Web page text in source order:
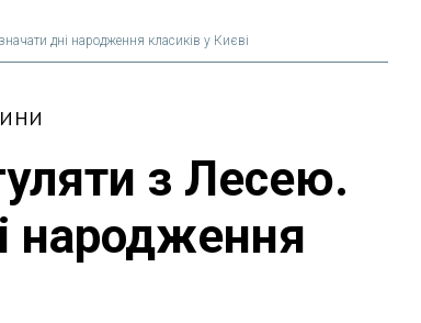
дні народження класиків у Києві
з Лесею.
народження